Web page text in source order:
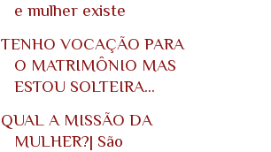
e mulher existe
TENHO VOCAÇÃO PARA
O MATRIMÔNIO MAS
ESTOU SOLTEIRA...
QUAL A MISSÃO DA
MULHER?| São